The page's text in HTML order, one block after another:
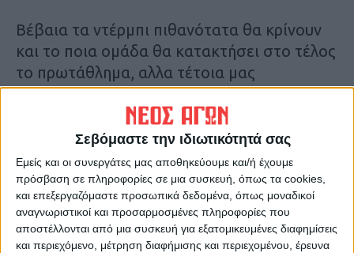
Σεβόμαστε την ιδιωτικότητά σας
Εμείς και οι συνεργάτες μας αποθηκεύουμε και/ή έχουμε
πρόσβαση σε πληροφορίες σε μια συσκευή, όπως τα cookies,
και επεξεργαζόμαστε προσωπικά δεδομένα, όπως μοναδικοί
αναγνωριστικοί και προσαρμοσμένες πληροφορίες που
αποστέλλονται από μια συσκευή για εξατομικευμένες διαφημίσεις
και περιεχόμενο, μέτρηση διαφήμισης και περιεχομένου, έρευνα
Βέβαια τα ντέρμπι πιθανότατα θα κρίνουν
και το ποια ομάδα θα κατακτήσει στο τέλος
το πρωτάθλημα, αλλα τέτοια μας
περιμένουν ακόμη πολλά αφού υπάρχει και
η διαδικασία των play off. Η Αναγέννηση θα
ξαναπαίξει με τον Ηρακλή και τη Νίκη
Βόλου στο Στάδιο αν δεν γίνει κάποιο
“θαύμα” και μείνει εκτός τετράδας, όπως β
εβαίως θα παίξει και στις έδρες τους.
Συνολικά, την περιμένουν ακόμη έξι ντέρμπι!